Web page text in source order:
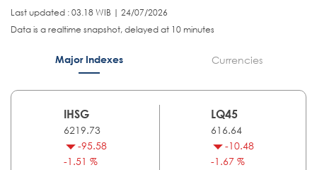
Last updated : 03.18 WIB | 24/07/2026
Data is a realtime snapshot, delayed at 10 minutes
Major Indexes Currencies
IHSG
6219.73
-95.58
-1.51 %
LQ45
616.64
-10.48
-1.67 %